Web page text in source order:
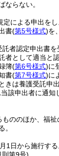
ならない。
定による申出を
書(第5号様式)を
託者認定申出書
者として適当と
簿(第6号様式)に
書(第7号様式)に
きは養護受託申
該申出者に通知
もののほか、福
。
1日から施行する